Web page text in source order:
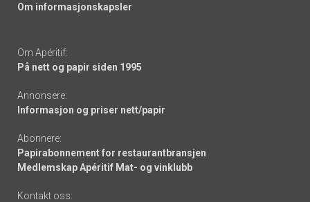
Om informasjonskapsler
Om Apéritif:
På nett og papir siden 1995
Annonsere:
Informasjon og priser nett/papir
Abonnere:
Papirabonnement for restaurantbransjen
Medlemskap Apéritif Mat- og vinklubb
Kontakt oss: